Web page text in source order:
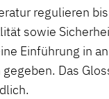
regulieren
sowie
Einführung in
Das